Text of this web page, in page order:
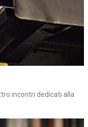
incontri dedicati alla